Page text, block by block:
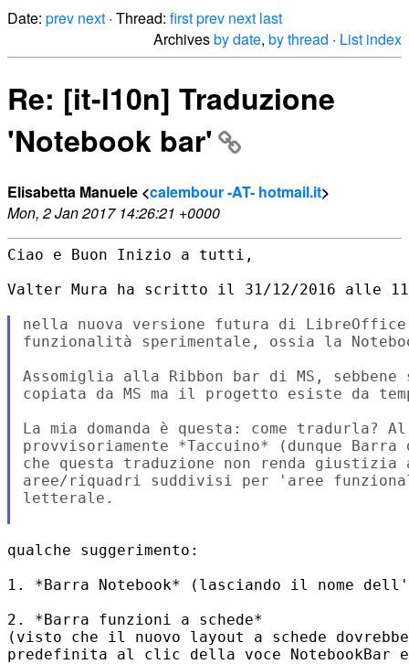
Date: prev next · Thread: firstprev next last
Archivesby date, by thread · List index
Re: [it-l10n] Traduzione
'Notebook bar'
Elisabetta Manuele <calembour -AT- hotmail.it>
Mon, 2 Jan 2017 14:26:21 +0000
Ciao e Buon Inizio a tutti,
Valter Mura ha scritto il 31/12/2016 alle
nella nuova versione futura di
funzionalità sperimentale, ossia la
Assomiglia alla Ribbon bar di MS, sebbene
copiata da MS ma il progetto esiste da
La mia domanda è questa: come tradurla?
provvisoriamente *Taccuino* (dunque
che questa traduzione non renda
aree/riquadri suddivisi per 'aree
letterale.
qualche suggerimento:
1. *Barra Notebook* (lasciando il nome
2. *Barra funzioni a schede*
(visto che il nuovo layout a schede
predefinita al clic della voce